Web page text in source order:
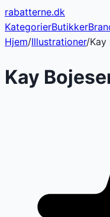
rabatterne.dk
KategorierButikker
Hjem/Illustrationer/Kay
Kay